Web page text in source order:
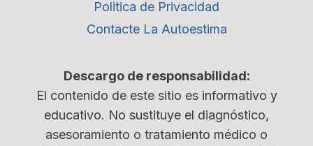
Politica de Privacidad
Contacte La Autoestima
Descargo de responsabilidad:
El contenido de este sitio es informativo y
educativo. No sustituye el diagnóstico,
asesoramiento o tratamiento médico o